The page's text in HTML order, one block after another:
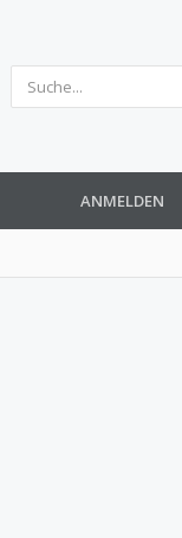
ANMELDEN